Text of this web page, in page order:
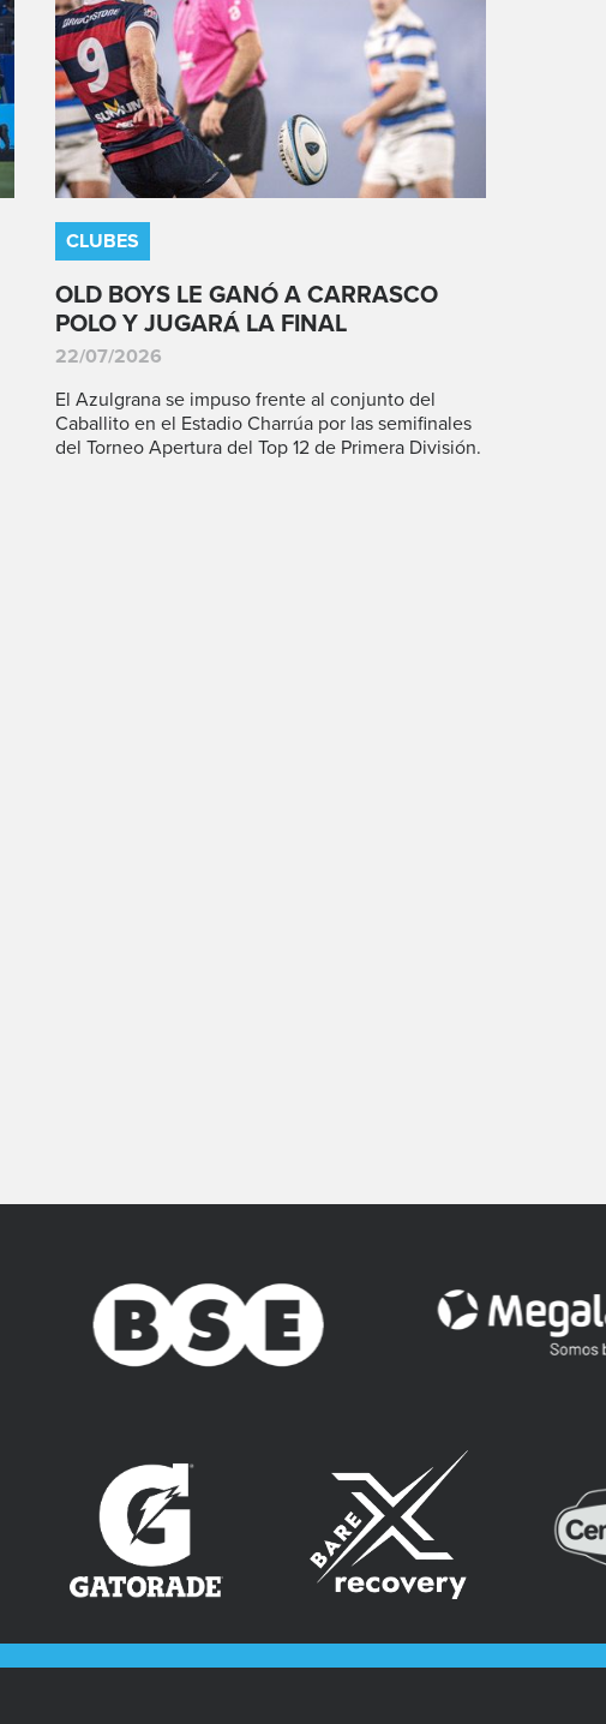
CLUBES
OLD BOYS LE GANÓ A CARRASCO
POLO Y JUGARÁ LA FINAL
22/07/2026
El Azulgrana se impuso frente al conjunto del
Caballito en el Estadio Charrúa por las semifinales
del Torneo Apertura del Top 12 de Primera División.